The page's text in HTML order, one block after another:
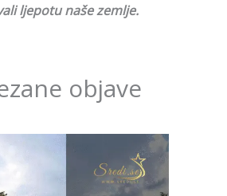
ljepotu naše zemlje.
objave